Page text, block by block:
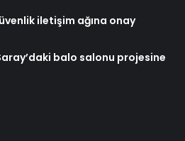
iletişim ağına onay
balo salonu projesine